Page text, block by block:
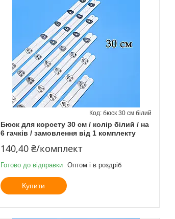
Бюск для корсету 30 см / колір білий / на
6 гачків / замовлення від 1 комплекту
бюск 30 см білий
140,40 ₴/комплект
Готово до відправки Оптом і в роздріб
Купити